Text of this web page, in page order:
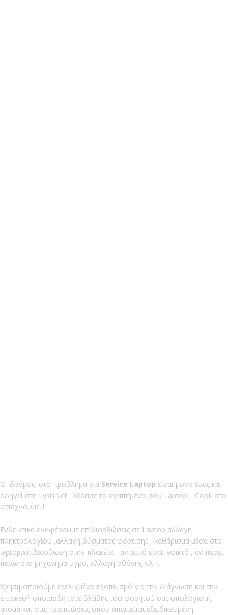
Ο δρόμος στο πρόβλημα για Service Laptop είναι μόνο ένας και
οδηγεί στη LysisNet . Χάλασε το αγαπημένο σου Laptop ; Cool, στο
φτιάχνουμε..!
Ενδεικτικά αναφέρουμε επιδιορθώσεις σε Laptop,αλλαγή
πληκτρολογίου ,αλλαγή βύσματος φόρτισης , καθάρισμα μέσα στο
laptop,επιδιόρθωση στην πλακέτα , αν αυτό είναι εφικτό , αν πέσει
πάνω στο μηχάνημα υγρό, αλλαγή οθόνης κ.λ.π
Χρησιμοποιούμε εξελιγμένο εξοπλισμό για την διάγνωση και την
επισκευή οποιασδήποτε βλάβης του φορητού σας υπολογιστή,
ακόμα και στις περιπτώσεις όπου απαιτείται εξειδικευμένη